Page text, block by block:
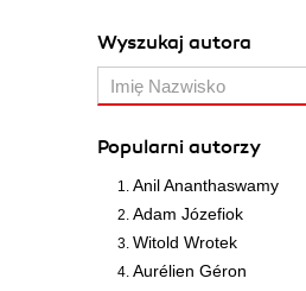
Wyszukaj autora
Popularni autorzy
Anil Ananthaswamy
Adam Józefiok
Witold Wrotek
Aurélien Géron